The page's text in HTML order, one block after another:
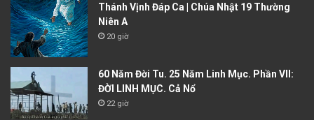
Thánh Vịnh Đáp Ca | Chúa Nhật 19 Thường
Niên A
20 giờ
60 Năm Đời Tu. 25 Năm Linh Mục. Phần VII:
ĐỜI LINH MỤC. Cả Nổ
22 giờ